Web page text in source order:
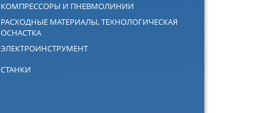
КОМПРЕССОРЫ И ПНЕВМОЛИНИИ
РАСХОДНЫЕ МАТЕРИАЛЫ, ТЕХНОЛОГИЧЕСКАЯ
ОСНАСТКА
ЭЛЕКТРОИНСТРУМЕНТ
СТАНКИ